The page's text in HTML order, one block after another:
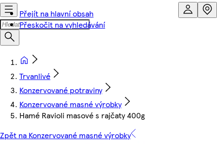
Přejít na hlavní obsah
Přeskočit na vyhledávání
Trvanlivé
Konzervované potraviny
Konzervované masné výrobky
Hamé Ravioli masové s rajčaty 400g
Zpět na Konzervované masné výrobky